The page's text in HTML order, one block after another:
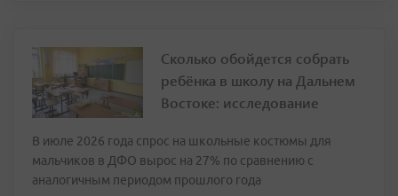
Сколько обойдется собрать
ребёнка в школу на Дальнем
Востоке: исследование
В июле 2026 года спрос на школьные костюмы для
мальчиков в ДФО вырос на 27% по сравнению с
аналогичным периодом прошлого года